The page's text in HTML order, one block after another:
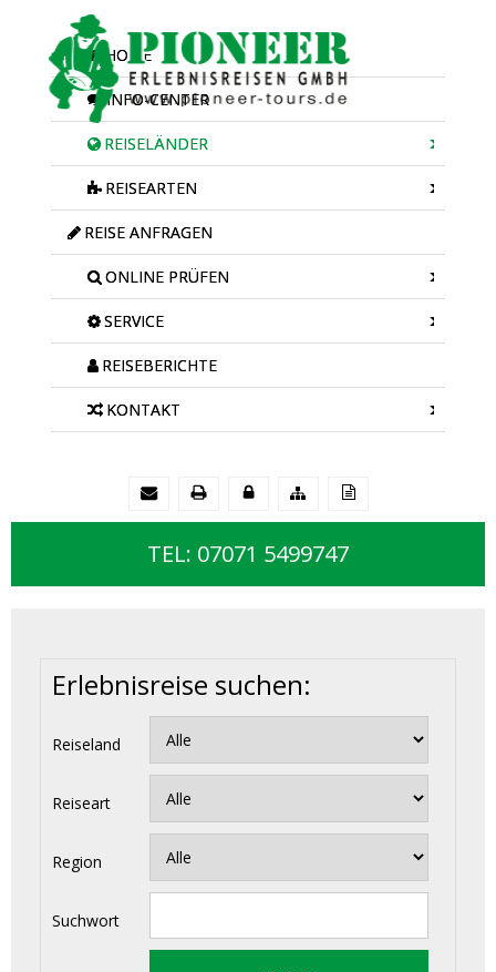
HOME
INFO-CENTER
REISELÄNDER
REISEARTEN
REISE ANFRAGEN
ONLINE PRÜFEN
SERVICE
REISEBERICHTE
KONTAKT
TEL: 07071 5499747
Erlebnisreise suchen:
Reiseland
Reiseart
Region
Suchwort